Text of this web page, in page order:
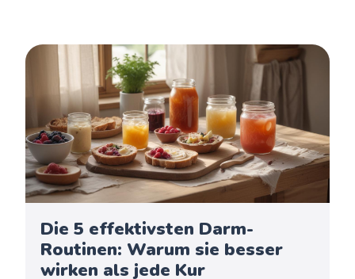
Die 5 effektivsten Darm-
Routinen: Warum sie besser
wirken als jede Kur